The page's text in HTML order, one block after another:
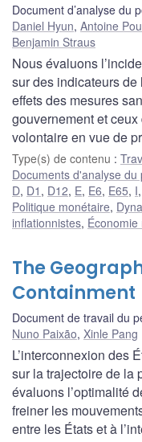
Document d’analyse du
Daniel Hyun, Antoine
Benjamin Straus
Nous évaluons
sur des indicateurs
effets des mesures
gouvernement et
volontaire en vue de
Type(s) de contenu :
Documents d'analyse du
D, D1 , D12, E, E6, E65, I,
Politique monétaire,
inflationnistes,
The
Containment
Document de travail du
Nuno Paixão, Xinle Pang
L’interconnexion des
sur la trajectoire de la
évaluons l’optimalité
freiner les
entre les États et à